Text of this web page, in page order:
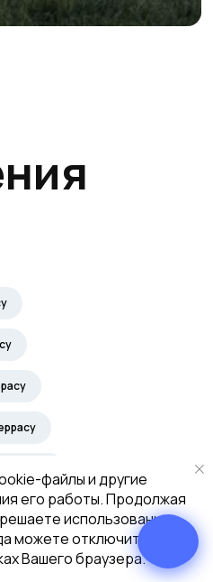
Москва
файлы и другие
его работы. Продолжая
использование
можете отключить
Вашего браузера.